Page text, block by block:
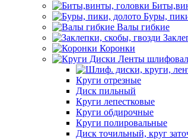
Буры,
Валы гибкие
Коронки
Круги отрезные
Диск пильный
Круги лепестковые
Круги обдирочные
Круги полировальные
Диск точильный, круг